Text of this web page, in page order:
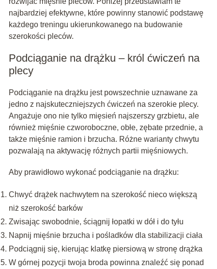
najbardziej efektywne, które powinny stanowić podstawę
każdego treningu ukierunkowanego na budowanie
szerokości pleców.
Podciąganie na drążku – król ćwiczeń na
plecy
Podciąganie na drążku jest powszechnie uznawane za
jedno z najskuteczniejszych ćwiczeń na szerokie plecy.
Angażuje ono nie tylko mięsień najszerszy grzbietu, ale
również mięśnie czworoboczne, obłe, zębate przednie, a
także mięśnie ramion i brzucha. Różne warianty chwytu
pozwalają na aktywację różnych partii mięśniowych.
Aby prawidłowo wykonać podciąganie na drążku:
Chwyć drążek nachwytem na szerokość nieco większą
niż szerokość barków
Zwisając swobodnie, ściągnij łopatki w dół i do tyłu
Napnij mięśnie brzucha i pośladków dla stabilizacji ciała
Podciągnij się, kierując klatkę piersiową w stronę drążka
W górnej pozycji twoja broda powinna znaleźć się ponad